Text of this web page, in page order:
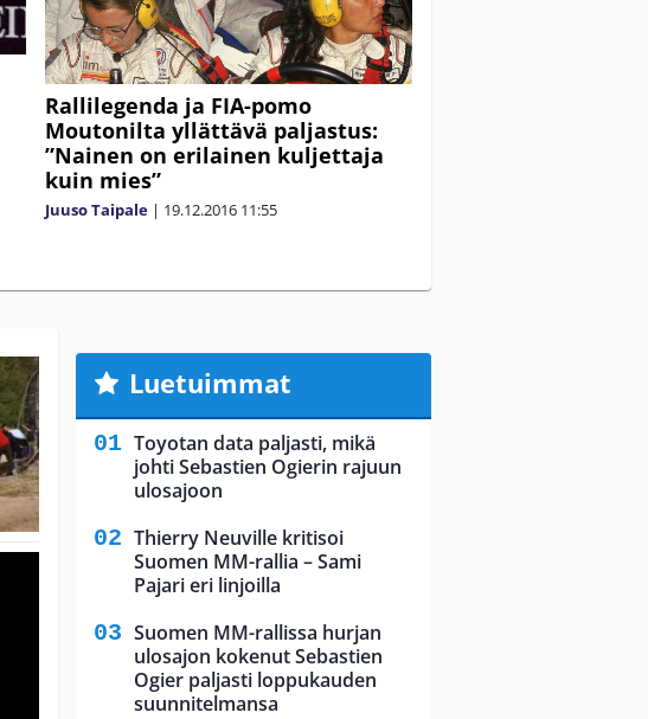
Rallilegenda ja FIA-pomo
Moutonilta yllättävä paljastus:
”Nainen on erilainen kuljettaja
kuin mies”
Juuso Taipale | 19.12.2016 11:55
Luetuimmat
Toyotan data paljasti, mikä
johti Sebastien Ogierin rajuun
ulosajoon
Thierry Neuville kritisoi
Suomen MM-rallia – Sami
Pajari eri linjoilla
Suomen MM-rallissa hurjan
ulosajon kokenut Sebastien
Ogier paljasti loppukauden
suunnitelmansa